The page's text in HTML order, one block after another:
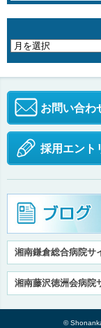
お問い合わ
採用エント
湘南鎌倉総合病院サ
湘南藤沢徳洲会病院
©